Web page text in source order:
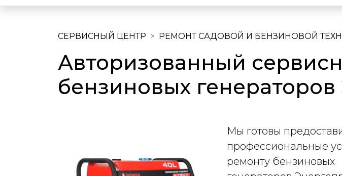
СЕРВИСНЫЙ ЦЕНТР РЕМОНТ САДОВОЙ И БЕНЗИНОВОЙ
Авторизованный
бензиновых
Мы готовы
профессиональные
ремонту бензиновых